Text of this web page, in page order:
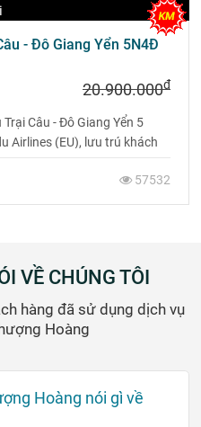
- Đô Giang Yển 5N4Đ
20.900.000đ
Câu - Đô Giang Yển 5
Airlines (EU), lưu trú khách
57532
VỀ CHÚNG TÔI
hàng đã sử dụng dịch vụ
Hoàng
Hoàng nói gì về